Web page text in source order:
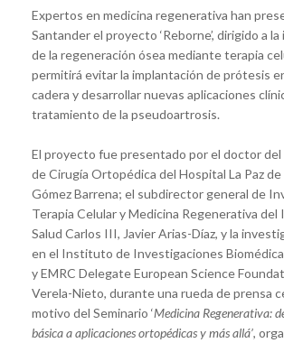
Expertos en medicina regenerativa han
Santander el proyecto ‘Reborne’, dirigido a
de la regeneración ósea mediante terapia
permitirá evitar la implantación de prótesis
cadera y desarrollar nuevas aplicaciones
tratamiento de la pseudoartrosis.
El proyecto fue presentado por el doctor
de Cirugía Ortopédica del Hospital La Paz
Gómez Barrena; el subdirector general de
Terapia Celular y Medicina Regenerativa
Salud Carlos III, Javier Arias-Díaz, y la
en el Instituto de Investigaciones
y EMRC Delegate European Science
Verela-Nieto, durante una rueda de prensa
motivo del Seminario ‘Medicina Regenerativa:
básica a aplicaciones ortopédicas y más allá’,